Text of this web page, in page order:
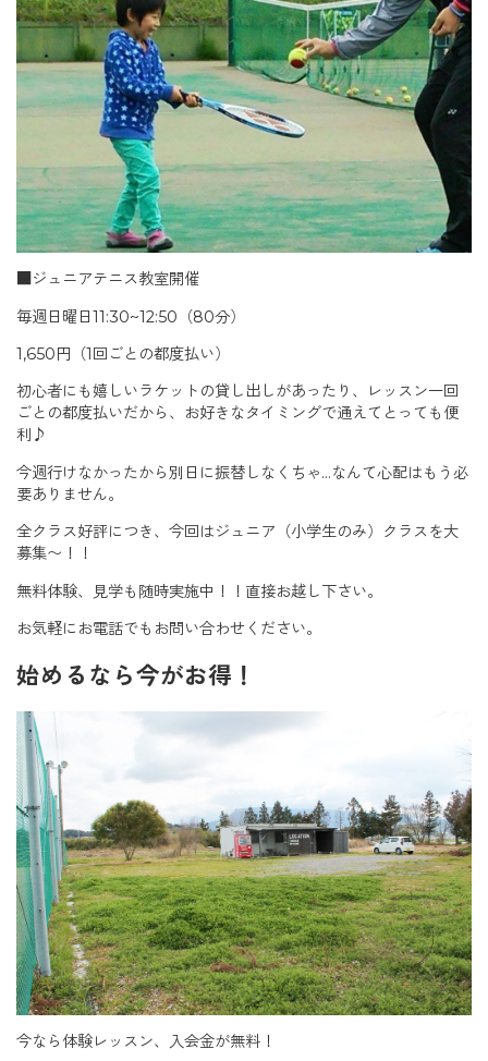
■ジュニアテニス教室開催
毎週日曜日11:30~12:50（80分）
1,650円（1回ごとの都度払い）
初心者にも嬉しいラケットの貸し出しがあったり、レッスン一回
ごとの都度払いだから、お好きなタイミングで通えてとっても便
利♪
今週行けなかったから別日に振替しなくちゃ…なんて心配はもう必
要ありません。
全クラス好評につき、今回はジュニア（小学生のみ）クラスを大
募集〜！！
無料体験、見学も随時実施中！！直接お越し下さい。
お気軽にお電話でもお問い合わせください。
始めるなら今がお得！
今なら体験レッスン、入会金が無料！